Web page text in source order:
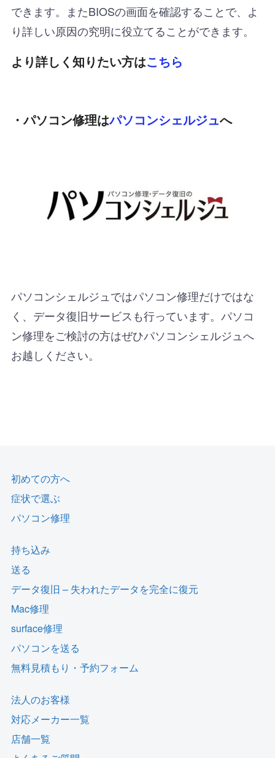
できます。またBIOSの画面を確認することで、よ
り詳しい原因の究明に役立てることができます。
より詳しく知りたい方はこちら
・パソコン修理はパソコンシェルジュへ
パソコンシェルジュではパソコン修理だけではな
く、データ復旧サービスも行っています。パソコ
ン修理をご検討の方はぜひパソコンシェルジュへ
お越しください。
初めての方へ
症状で選ぶ
パソコン修理
持ち込み
送る
データ復旧 – 失われたデータを完全に復元
Mac修理
surface修理
パソコンを送る
無料見積もり・予約フォーム
法人のお客様
対応メーカー一覧
店舗一覧